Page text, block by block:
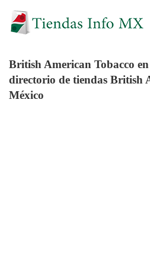
British American Tobacco
directorio de tiendas British
México